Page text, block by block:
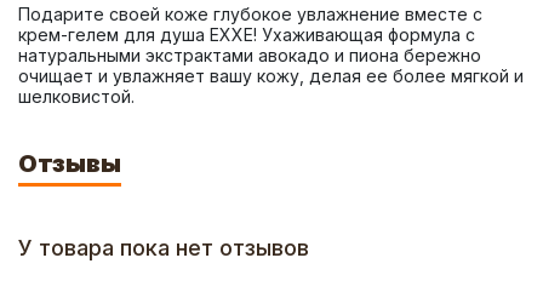
Подарите своей коже глубокое увлажнение вместе с
крем-гелем для душа EXXE! Ухаживающая формула с
натуральными экстрактами авокадо и пиона бережно
очищает и увлажняет вашу кожу, делая ее более мягкой и
шелковистой.
Отзывы
У товара пока нет отзывов